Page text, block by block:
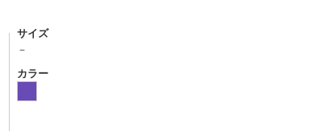
サイズ
－
カラー